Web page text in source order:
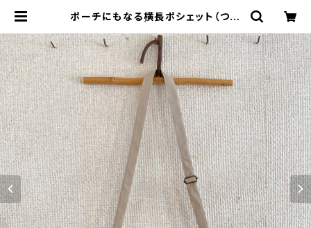
ポーチにもなる横長ポシェット（つぶ